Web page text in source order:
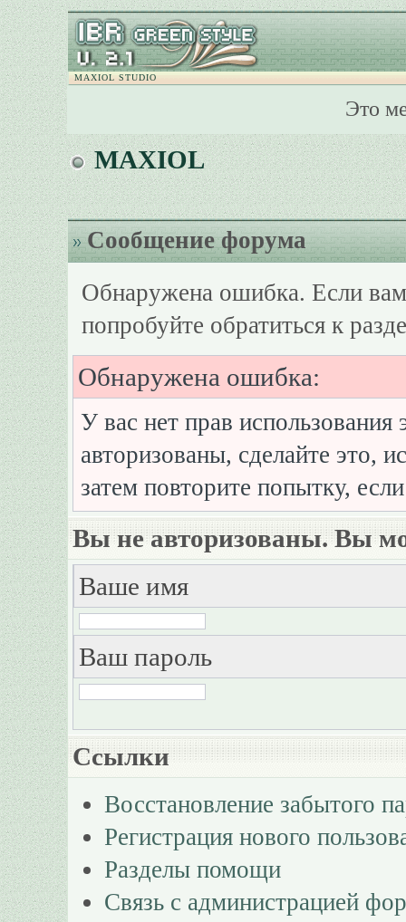
MAXIOL STUDIO
Это
MAXIOL
Сообщение форума
Обнаружена ошибка. Если
попробуйте обратиться к
Обнаружена ошибка:
У вас нет прав
авторизованы, сделайте это,
затем повторите попытку,
Вы не авторизованы. Вы
Ваше имя
Ваш пароль
Ссылки
Восстановление забытого
Регистрация нового
Разделы помощи
Связь с администрацией